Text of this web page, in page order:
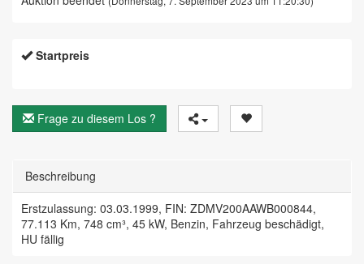
Startpreis
Frage zu diesem Los ?
Beschreibung
Erstzulassung: 03.03.1999, FIN: ZDMV200AAWB000844,
77.113 Km, 748 cm³, 45 kW, Benzin, Fahrzeug beschädigt,
HU fällig